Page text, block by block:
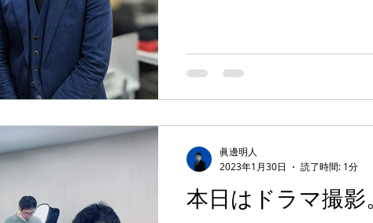
本日はドラマ撮影
眞邊明人
2023年1月30日
読了時間: 1分